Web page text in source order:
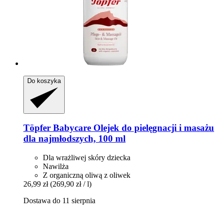
Do koszyka
Töpfer Babycare Olejek do pielęgnacji i masażu
dla najmłodszych, 100 ml
Dla wrażliwej skóry dziecka
Nawilża
Z organiczną oliwą z oliwek
26,99 zł (269,90 zł / l)
Dostawa do 11 sierpnia